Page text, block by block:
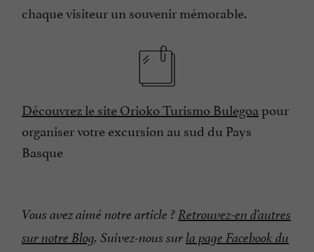
chaque visiteur un souvenir mémorable.
Découvrez le site Orioko Turismo Bulegoapour
organiser votre excursion au sud du Pays
Basque
Vous avez aimé notre article ?Retrouvez-en d’autres
sur notre Blog. Suivez-nous surla page Facebook du